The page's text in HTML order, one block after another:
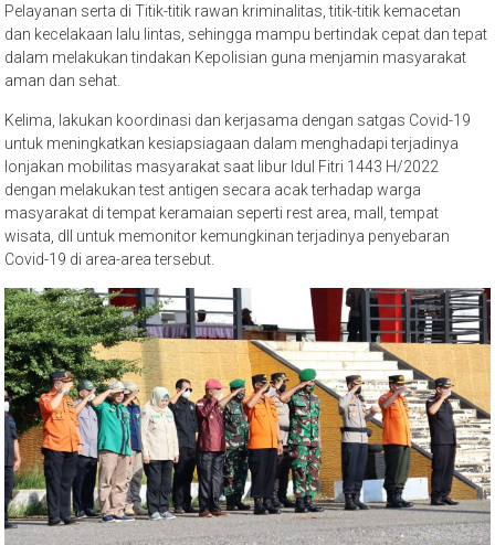
Pelayanan serta di Titik-titik rawan kriminalitas, titik-titik kemacetan
dan kecelakaan lalu lintas, sehingga mampu bertindak cepat dan tepat
dalam melakukan tindakan Kepolisian guna menjamin masyarakat
aman dan sehat.
Kelima, lakukan koordinasi dan kerjasama dengan satgas Covid-19
untuk meningkatkan kesiapsiagaan dalam menghadapi terjadinya
lonjakan mobilitas masyarakat saat libur Idul Fitri 1443 H/2022
dengan melakukan test antigen secara acak terhadap warga
masyarakat di tempat keramaian seperti rest area, mall, tempat
wisata, dll untuk memonitor kemungkinan terjadinya penyebaran
Covid-19 di area-area tersebut.